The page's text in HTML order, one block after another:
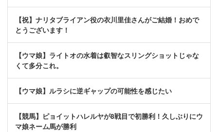
【祝】ナリタブライアン役の衣川里佳さんがご結婚！おめで
とうございます！
【ウマ娘】ライトオの水着は叡智なスリングショットじゃな
くて多分これ。
【ウマ娘】ルラシに逆ギャップの可能性を感じたい
【競馬】ピョイットハレルヤが8戦目で初勝利！久しぶりにウ
マ娘ネーム馬が勝利